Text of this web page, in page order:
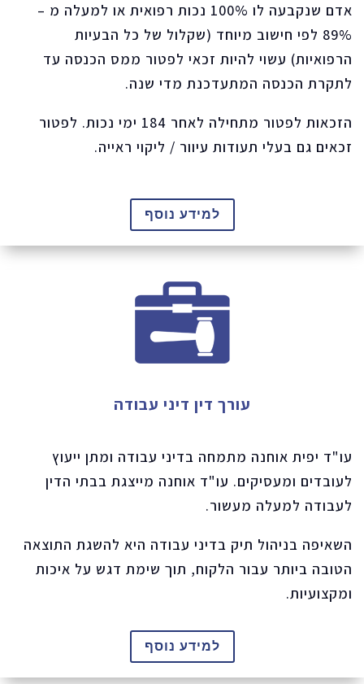
אדם שנקבעה לו 100% נכות רפואית או למעלה מ –
89% לפי חישוב מיוחד (שקלול של כל הבעיות
הרפואיות) עשוי להיות זכאי לפטור ממס הכנסה עד
לתקרת הכנסה המתעדכנת מדי שנה.
הזכאות לפטור מתחילה לאחר 184 ימי נכות. לפטור
זכאים גם בעלי תעודות עיוור / ליקוי ראייה.
למידע נוסף
עורך דין דיני עבודה
עו"ד יפית אוחנה מתמחה בדיני עבודה ומתן ייעוץ
לעובדים ומעסיקים. עו"ד אוחנה מייצגת בבתי הדין
לעבודה למעלה מעשור.
השאיפה בניהול תיק בדיני עבודה היא להשגת התוצאה
הטובה ביותר עבור הלקוח, תוך שימת דגש על איכות
ומקצועיות.
למידע נוסף